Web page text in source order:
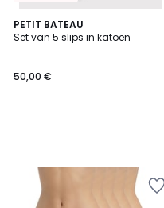
PETIT BATEAU
Set van 5 slips in katoen
50,00 €